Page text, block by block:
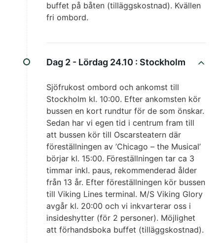
buffet på båten (tilläggskostnad). Kvällen
fri ombord.
Dag 2 - Lördag 24.10 : Stockholm
Sjöfrukost ombord och ankomst till
Stockholm kl. 10:00. Efter ankomsten kör
bussen en kort rundtur för de som önskar.
Sedan har vi egen tid i centrum fram till
att bussen kör till Oscarsteatern där
föreställningen av ’Chicago – the Musical’
börjar kl. 15:00. Föreställningen tar ca 3
timmar inkl. paus, rekommenderad ålder
från 13 år. Efter föreställningen kör bussen
till Viking Lines terminal. M/S Viking Glory
avgår kl. 20:00 och vi inkvarterar oss i
insideshytter (för 2 personer). Möjlighet
att förhandsboka buffet (tilläggskostnad).